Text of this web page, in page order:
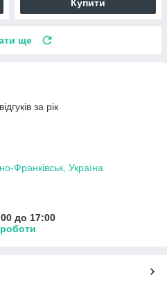
Купити
ще
за рік
Франківськ, Україна
до 17:00